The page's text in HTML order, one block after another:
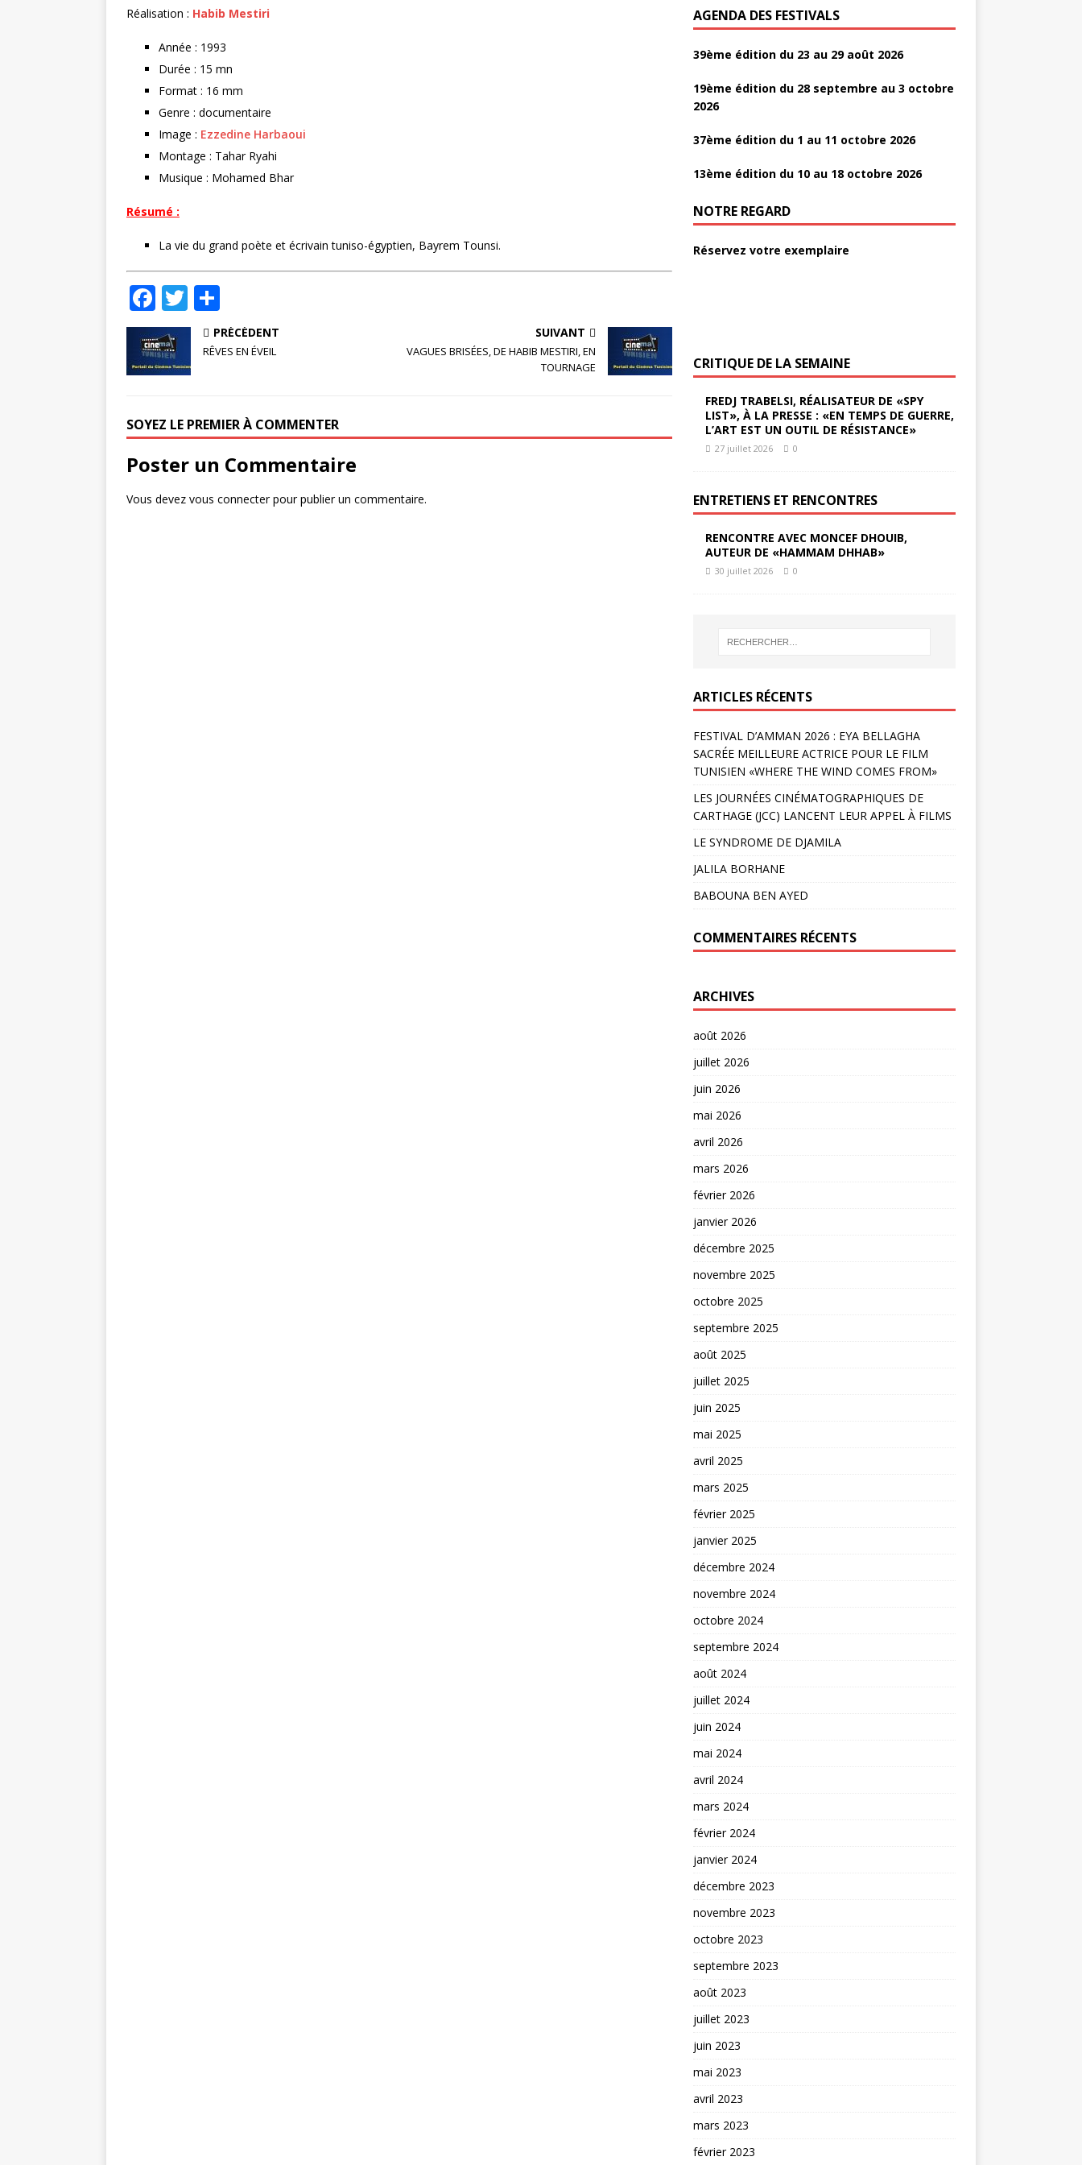
Réalisation : Habib Mestiri
Année : 1993
Durée : 15 mn
Format : 16 mm
Genre : documentaire
Image : Ezzedine Harbaoui
Montage : Tahar Ryahi
Musique : Mohamed Bhar
Résumé :
La vie du grand poète et écrivain tuniso-égyptien, Bayrem Tounsi.
F
a
c
e
o
o
k
T
w
it
te
ar
ta
r
PRÉCÉDENT
RÊVES EN ÉVEIL
SUIVANT
VAGUES BRISÉES, DE HABIB MESTIRI, EN
TOURNAGE
SOYEZ LE PREMIER À COMMENTER
Poster un Commentaire
Vous devez vous connecterpour publier un commentaire.
AGENDA DES FESTIVALS
39ème édition du 23 au 29 août 2026
19ème édition du 28 septembre au 3 octobre
2026
37ème édition du 1 au 11 octobre 2026
13ème édition du 10 au 18 octobre 2026
NOTRE REGARD
Réservez votre exemplaire
CRITIQUE DE LA SEMAINE
FREDJ TRABELSI, RÉALISATEUR DE «SPY
LIST», À LA PRESSE : «EN TEMPS DE GUERRE,
L’ART EST UN OUTIL DE RÉSISTANCE»
27 juillet 2026 0
ENTRETIENS ET RENCONTRES
RENCONTRE AVEC MONCEF DHOUIB,
AUTEUR DE «HAMMAM DHHAB»
30 juillet 2026 0
ARTICLES RÉCENTS
FESTIVAL D’AMMAN 2026 : EYA BELLAGHA
SACRÉE MEILLEURE ACTRICE POUR LE FILM
TUNISIEN «WHERE THE WIND COMES FROM»
LES JOURNÉES CINÉMATOGRAPHIQUES DE
CARTHAGE (JCC) LANCENT LEUR APPEL À FILMS
LE SYNDROME DE DJAMILA
JALILA BORHANE
BABOUNA BEN AYED
COMMENTAIRES RÉCENTS
ARCHIVES
août 2026
juillet 2026
juin 2026
mai 2026
avril 2026
mars 2026
février 2026
janvier 2026
décembre 2025
novembre 2025
octobre 2025
septembre 2025
août 2025
juillet 2025
juin 2025
mai 2025
avril 2025
mars 2025
février 2025
janvier 2025
décembre 2024
novembre 2024
octobre 2024
septembre 2024
août 2024
juillet 2024
juin 2024
mai 2024
avril 2024
mars 2024
février 2024
janvier 2024
décembre 2023
novembre 2023
octobre 2023
septembre 2023
août 2023
juillet 2023
juin 2023
mai 2023
avril 2023
mars 2023
février 2023